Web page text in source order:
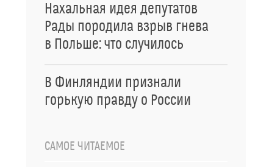
Нахальная идея депутатов
Рады породила взрыв гнева
в Польше: что случилось
В Финляндии признали
горькую правду о России
САМОЕ ЧИТАЕМОЕ